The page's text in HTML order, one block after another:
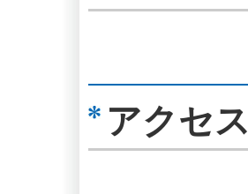
アクセス